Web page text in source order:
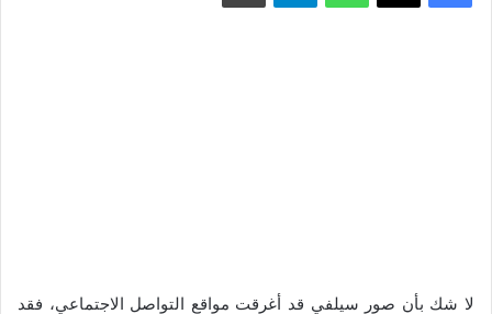
لا شك بأن صور سيلفي قد أغرقت مواقع التواصل الاجتماعي، فقد